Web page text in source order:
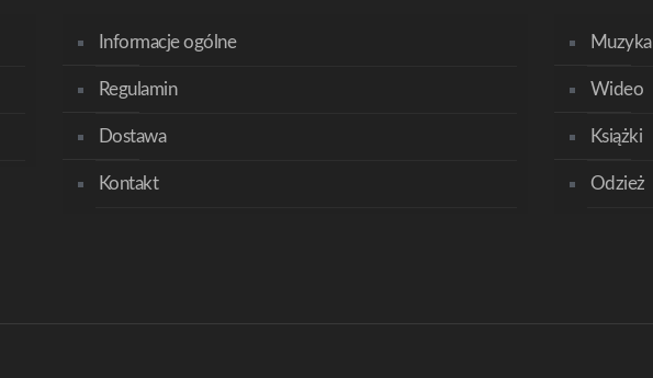
Informacje ogólne
Regulamin
Dostawa
Kontakt
Muzyka
Wideo
Książki
Odzież